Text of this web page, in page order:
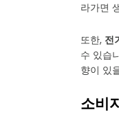
라가면
또한, 전
수 있습
향이 있
소비